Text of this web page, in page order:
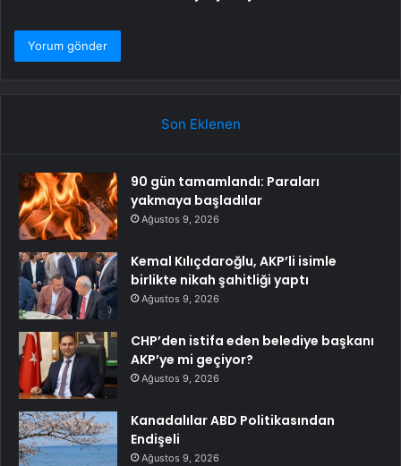
Son Eklenen
90 gün tamamlandı: Paraları
yakmaya başladılar
Ağustos 9, 2026
Kemal Kılıçdaroğlu, AKP’li isimle
birlikte nikah şahitliği yaptı
Ağustos 9, 2026
CHP’den istifa eden belediye başkanı
AKP’ye mi geçiyor?
Ağustos 9, 2026
Kanadalılar ABD Politikasından
Endişeli
Ağustos 9, 2026